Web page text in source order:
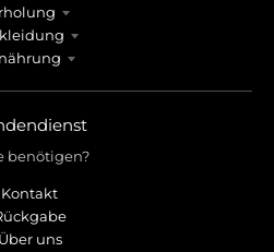
benötigen?
Kontakt
Über uns